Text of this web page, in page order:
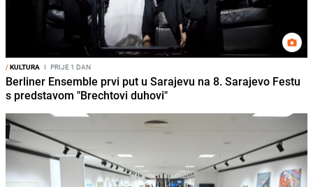
/KULTURA I PRIJE 1 DAN
Berliner Ensemble prvi put u Sarajevu na 8. Sarajevo Festu
s predstavom "Brechtovi duhovi"